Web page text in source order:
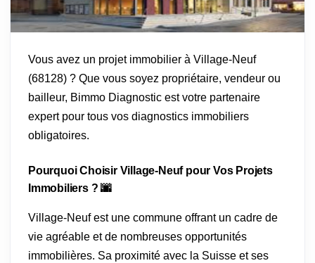
Vous avez un projet immobilier à Village-Neuf
(68128) ? Que vous soyez propriétaire, vendeur ou
bailleur, Bimmo Diagnostic est votre partenaire
expert pour tous vos diagnostics immobiliers
obligatoires.
Pourquoi Choisir Village-Neuf pour Vos Projets
Immobiliers ? 🌆
Village-Neuf est une commune offrant un cadre de
vie agréable et de nombreuses opportunités
immobilières. Sa proximité avec la Suisse et ses